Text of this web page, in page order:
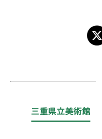
三重県立美術館